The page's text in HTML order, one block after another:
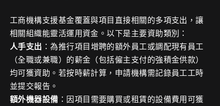
工商機構支援基金覆蓋與項目直接相關的多項支出，讓
相關組織能靈活運用資金。以下是主要資助類別：
人手支出 ：為推行項目增聘的額外員工或調配現有員工
（全職或兼職）的薪金（包括僱主支付的強積金供款）
均可獲資助。若按時薪計算，申請機構需記錄員工工時
並提交報告。
額外機器設備 ：因項目需要購買或租賃的設備費用可獲